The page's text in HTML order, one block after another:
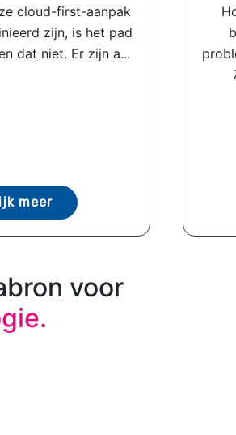
cloud-first-aanpak
zijn, is het pad
dat niet. Er zijn a...
meer
voor